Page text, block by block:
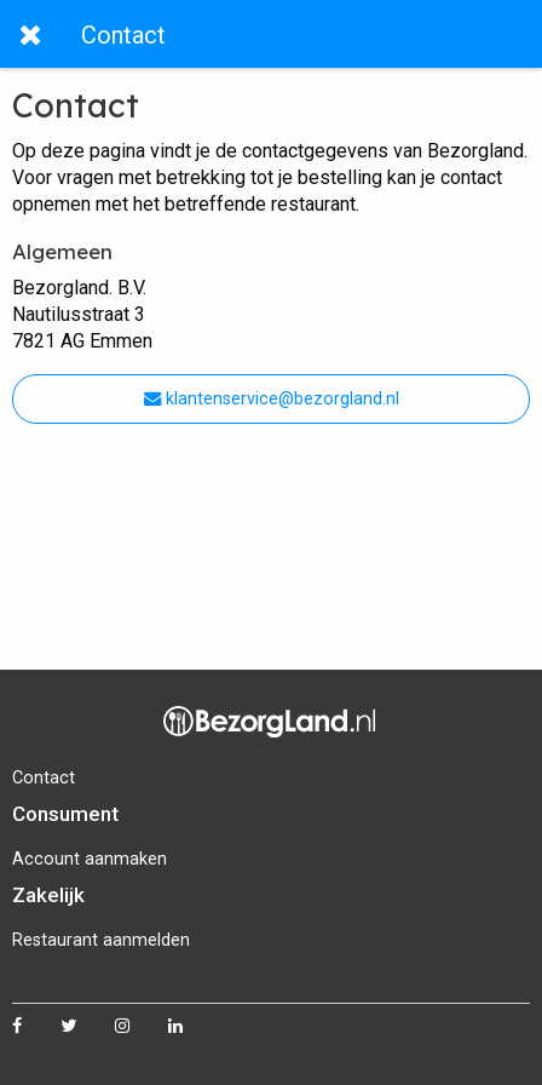
Contact
Contact
Op deze pagina vindt je de contactgegevens van Bezorgland.
Voor vragen met betrekking tot je bestelling kan je contact
opnemen met het betreffende restaurant.
Algemeen
Bezorgland. B.V.
Nautilusstraat 3
7821 AG Emmen
klantenservice@bezorgland.nl
Contact
Consument
Account aanmaken
Zakelijk
Restaurant aanmelden